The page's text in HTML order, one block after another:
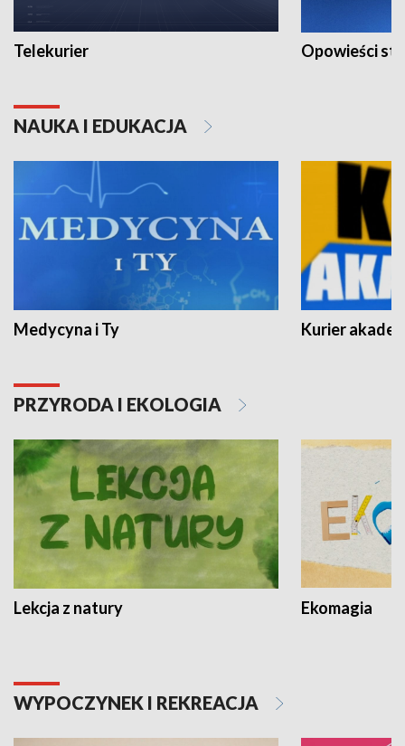
Telekurier Opowieści
NAUKA I EDUKACJA
Medycyna i Ty Kurier
PRZYRODA I EKOLOGIA
Lekcja z natury Ekomagia
WYPOCZYNEK I REKREACJA